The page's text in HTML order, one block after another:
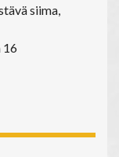
siima,
16